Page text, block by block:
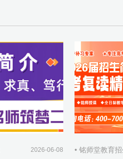
2026-06-08 • 铭师堂教育